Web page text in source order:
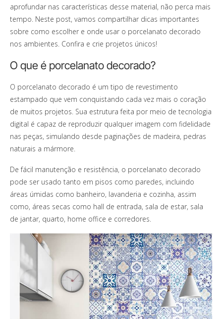
aprofundar nas características desse material, não perca mais
tempo. Neste post, vamos compartilhar dicas importantes
sobre como escolher e onde usar o porcelanato decorado
nos ambientes. Confira e crie projetos únicos!
O que é porcelanato decorado?
O porcelanato decorado é um tipo de revestimento
estampado que vem conquistando cada vez mais o coração
de muitos projetos. Sua estrutura feita por meio de tecnologia
digital é capaz de reproduzir qualquer imagem com fidelidade
nas peças, simulando desde paginações de madeira, pedras
naturais a mármore.
De fácil manutenção e resistência, o porcelanato decorado
pode ser usado tanto em pisos como paredes, incluindo
áreas úmidas como banheiro, lavanderia e cozinha, assim
como, áreas secas como hall de entrada, sala de estar, sala
de jantar, quarto, home office e corredores.